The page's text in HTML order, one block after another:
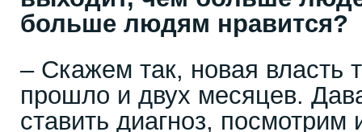
больше людям нравится?
– Скажем так, новая власть
прошло и двух месяцев.
ставить диагноз,